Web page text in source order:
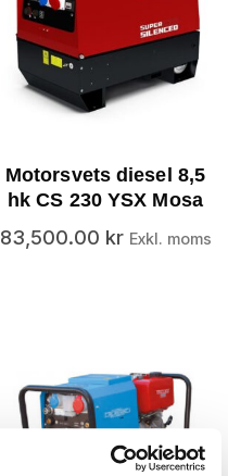
Motorsvets diesel 8,5
hk CS 230 YSX Mosa
83,500.00 kr Exkl. moms